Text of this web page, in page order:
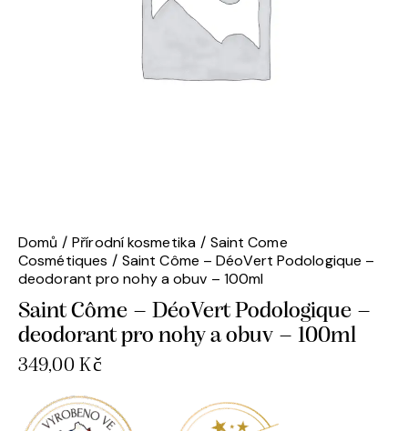
Domů Přírodní kosmetika
Saint Come
Cosmétiques
Saint Côme – DéoVert Podologique –
deodorant pro nohy a obuv – 100ml
Saint Côme – DéoVert Podologique –
deodorant pro nohy a obuv – 100ml
349,00 Kč